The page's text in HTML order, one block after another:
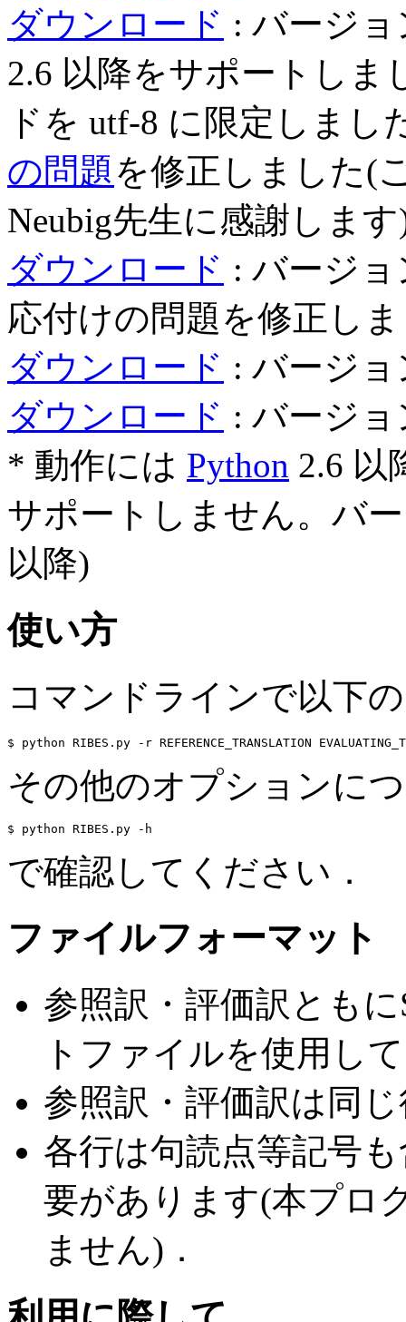
ダウンロード : バージョ
2.6 以降をサポートしま
ドを utf-8 に限定しまし
の問題を修正しました(
Neubig先生に感謝しま
ダウンロード : バージョ
応付けの問題を修正し
ダウンロード : バージョ
ダウンロード : バージョ
* 動作には Python 2.6 以
サポートしません。バ
以降)
使い方
コマンドラインで以下
$ python RIBES.py -r REFERENCE_TRANSLATION
その他のオプションに
$ python RIBES.py -h
で確認してください．
ファイルフォーマット
参照訳・評価訳とも
トファイルを使用し
参照訳・評価訳は同
各行は句読点等記号
要があります(本プロ
ません)．